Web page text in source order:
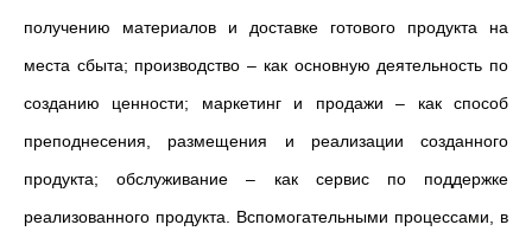
получению материалов и доставке готового продукта на
места сбыта; производство – как основную деятельность по
созданию ценности; маркетинг и продажи – как способ
преподнесения, размещения и реализации созданного
продукта; обслуживание – как сервис по поддержке
реализованного продукта. Вспомогательными процессами, в